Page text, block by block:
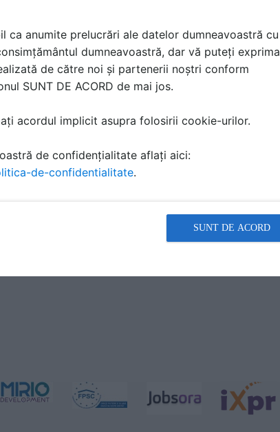
ca anumite prelucrări ale datelor dumneavoastră cu
dumneavoastră, dar vă puteți exprima
de către noi și partenerii noștri conform
SUNT DE ACORD de mai jos.
acordul implicit asupra folosirii cookie-urilor.
de confidențialitate aflați aici:
de-confidentialitate.
SUNT DE ACORD